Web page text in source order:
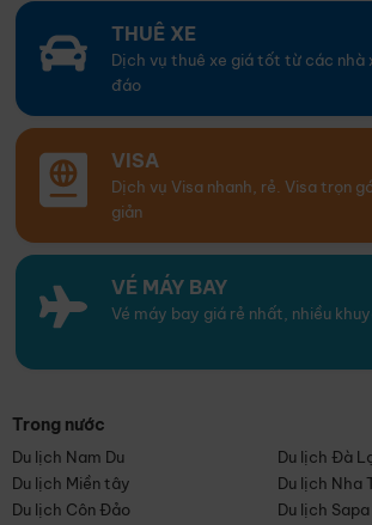
THUÊ XE
Dịch vụ thuê xe giá tốt từ các nhà
đáo
VISA
Dịch vụ Visa nhanh, rẻ. Visa trọn
giản
VÉ MÁY BAY
Vé máy bay giá rẻ nhất, nhiều
Trong nước
Du lịch Nam Du
Du lịch Đà
Du lịch Miền tây
Du lịch Nha
Du lịch Côn Đảo
Du lịch Sapa